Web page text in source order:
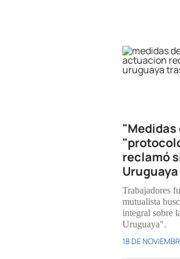
reclamó
Trabajadores
mutualista
integral sobre
Uruguaya".
18 DE